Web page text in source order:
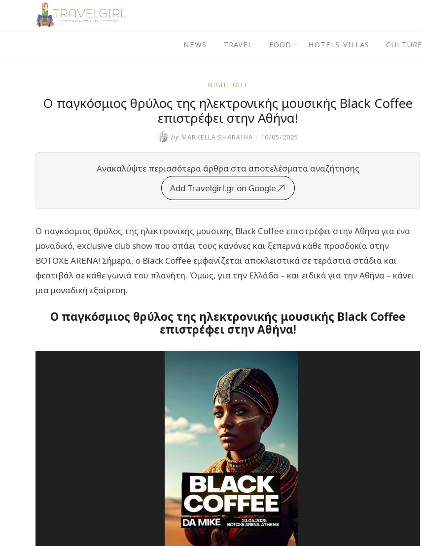
NEWS TRAVEL FOOD HOTELS-VILLAS CULTURE
NIGHT OUT
Ο παγκόσμιος θρύλος της ηλεκτρονικής μουσικής Black Coffee
επιστρέφει στην Αθήνα!
by MARKELLA SHARAIHA / 10/05/2025
Ανακαλύψτε περισσότερα άρθρα στα αποτελέσματα αναζήτησης
Add Travelgirl.gr on Google
Ο παγκόσμιος θρύλος της ηλεκτρονικής μουσικής Black Coffee επιστρέφει στην Αθήνα για ένα
μοναδικό, exclusive club show που σπάει τους κανόνες και ξεπερνά κάθε προσδοκία στην
BOTOXE ARENA! Σήμερα, ο Black Coffee εμφανίζεται αποκλειστικά σε τεράστια στάδια και
φεστιβάλ σε κάθε γωνιά του πλανήτη. Όμως, για την Ελλάδα – και ειδικά για την Αθήνα – κάνει
μια μοναδική εξαίρεση.
Ο παγκόσμιος θρύλος της ηλεκτρονικής μουσικής Black Coffee
επιστρέφει στην Αθήνα!